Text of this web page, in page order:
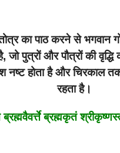
का पाठ करने से भगवान
जो पुत्रों और पौत्रों की
नष्ट होता है और चिरकाल
रहता है।
ब्रह्मवैवर्त्ते ब्रह्मकृतं